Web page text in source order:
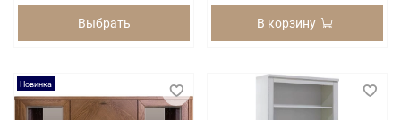
Выбрать В корзину
Новинка